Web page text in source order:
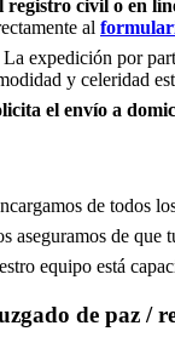
registro civil o en
al
La expedición por
y celeridad
el envío a
de todos
aseguramos de que
equipo está
de paz /